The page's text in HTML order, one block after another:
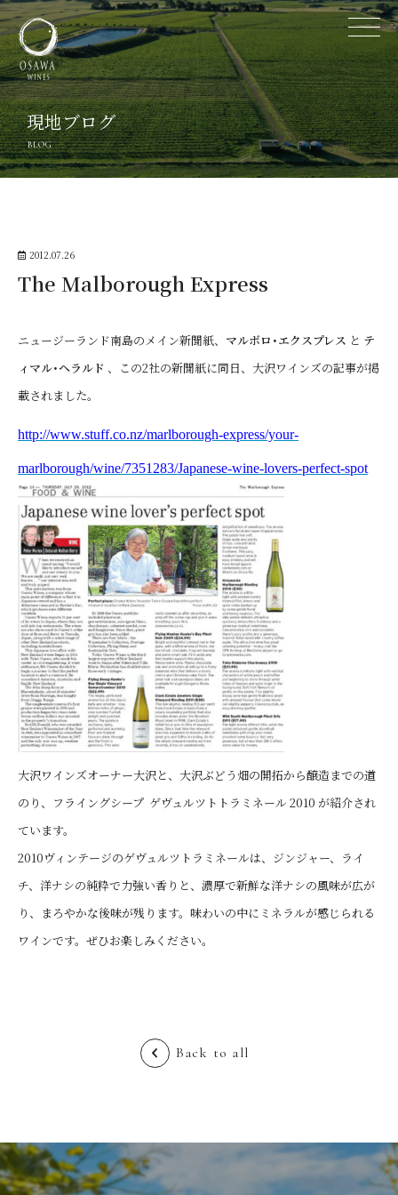
現地ブログ
BLOG
2012.07.26
The Malborough Express
ニュージーランド南島のメイン新聞紙、 マルボロ･エクスプレス と テ
ィマル･ヘラルド 、この2社の新聞紙に同日、大沢ワインズの記事が掲
載されました。
http://www.stuff.co.nz/marlborough-express/your-
marlborough/wine/7351283/Japanese-wine-lovers-perfect-spot
大沢ワインズオーナー大沢と、大沢ぶどう畑の開拓から醸造までの道
のり、フライングシープ ゲヴュルツトトラミネール 2010 が紹介され
ています。
2010ヴィンテージのゲヴュルツトラミネールは、ジンジャー、ライ
チ、洋ナシの純粋で力強い香りと、濃厚で新鮮な洋ナシの風味が広が
り、まろやかな後味が残ります。味わいの中にミネラルが感じられる
ワインです。ぜひお楽しみください。
Back to all